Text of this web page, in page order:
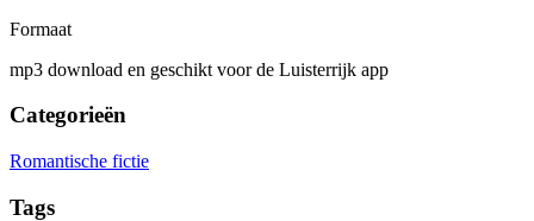
Formaat
mp3 download en geschikt voor de Luisterrijk app
Categorieën
Romantische fictie
Tags